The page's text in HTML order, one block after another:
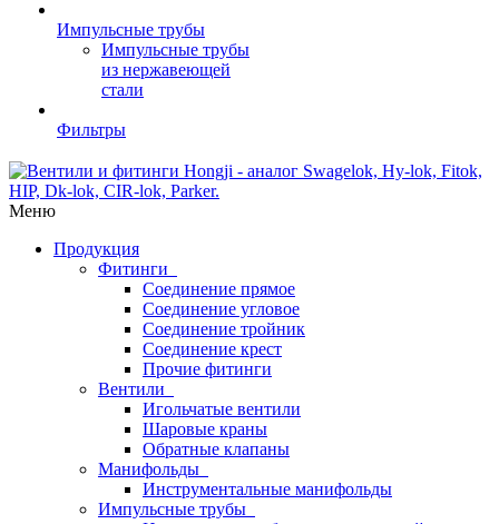
Импульсные трубы
Импульсные трубы
из нержавеющей
стали
Фильтры
Меню
Продукция
Фитинги
Соединение прямое
Соединение угловое
Соединение тройник
Соединение крест
Прочие фитинги
Вентили
Игольчатые вентили
Шаровые краны
Обратные клапаны
Манифольды
Инструментальные манифольды
Импульсные трубы